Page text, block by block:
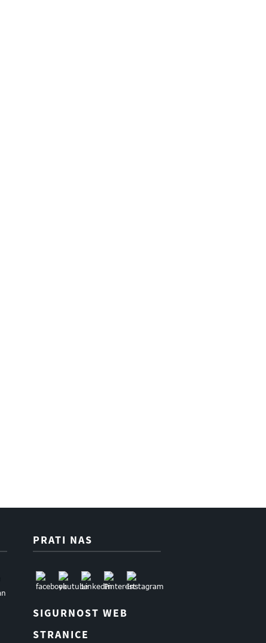
PRATI NAS
SIGURNOST WEB
STRANICE